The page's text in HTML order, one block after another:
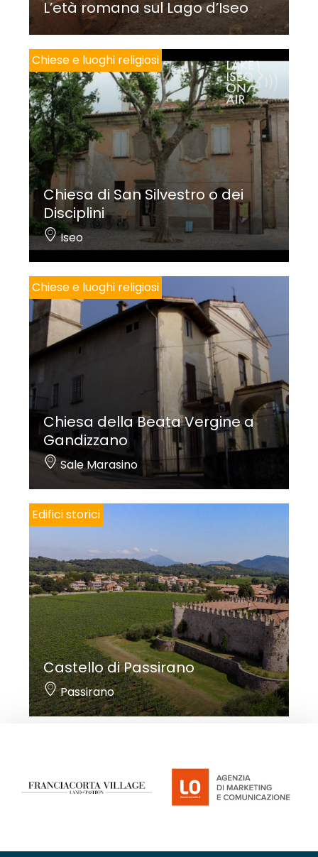
L’età romana sul Lago d’Iseo
Chiese e luoghi religiosi
Chiesa di San Silvestro o dei
Disciplini
Iseo
Chiese e luoghi religiosi
Chiesa della Beata Vergine a
Gandizzano
Sale Marasino
Edifici storici
Castello di Passirano
Passirano